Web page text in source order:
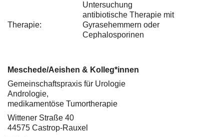
Untersuchung
Therapie:
antibiotische Therapie mit
Gyrasehemmern oder
Cephalosporinen
Meschede/Aeishen & Kolleg*innen
Gemeinschaftspraxis für Urologie
Andrologie,
medikamentöse Tumortherapie
Wittener Straße 40
44575 Castrop-Rauxel